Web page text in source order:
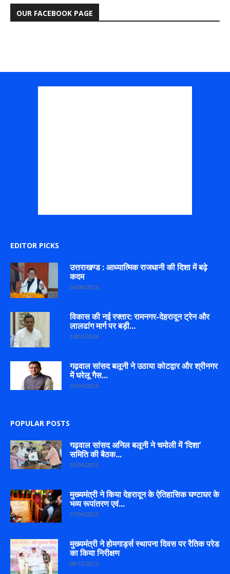
OUR FACEBOOK PAGE
EDITOR PICKS
उत्तराखण्ड : आध्यात्मिक राजधानी की दिशा में बढ़े
कदम
04/08/2026
विकास की नई रफ्तार: रामनगर-देहरादून ट्रेन और
लालढांग मार्ग पर बड़ी...
14/07/2026
गढ़वाल सांसद बलूनी ने उठाया कोटद्वार और श्रीनगर
में घरेलू गैस...
23/06/2026
POPULAR POSTS
गढ़वाल सांसद अनिल बलूनी ने चमोली में ‘दिशा’
समिति की बैठक...
05/06/2025
मुख्यमंत्री ने किया देहरादून के ऐतिहासिक घण्टाघर के
भव्य रूपांतरण एवं...
07/09/2025
मुख्यमंत्री ने होमगार्ड्स स्थापना दिवस पर रैतिक परेड
का किया निरीक्षण
08/12/2025